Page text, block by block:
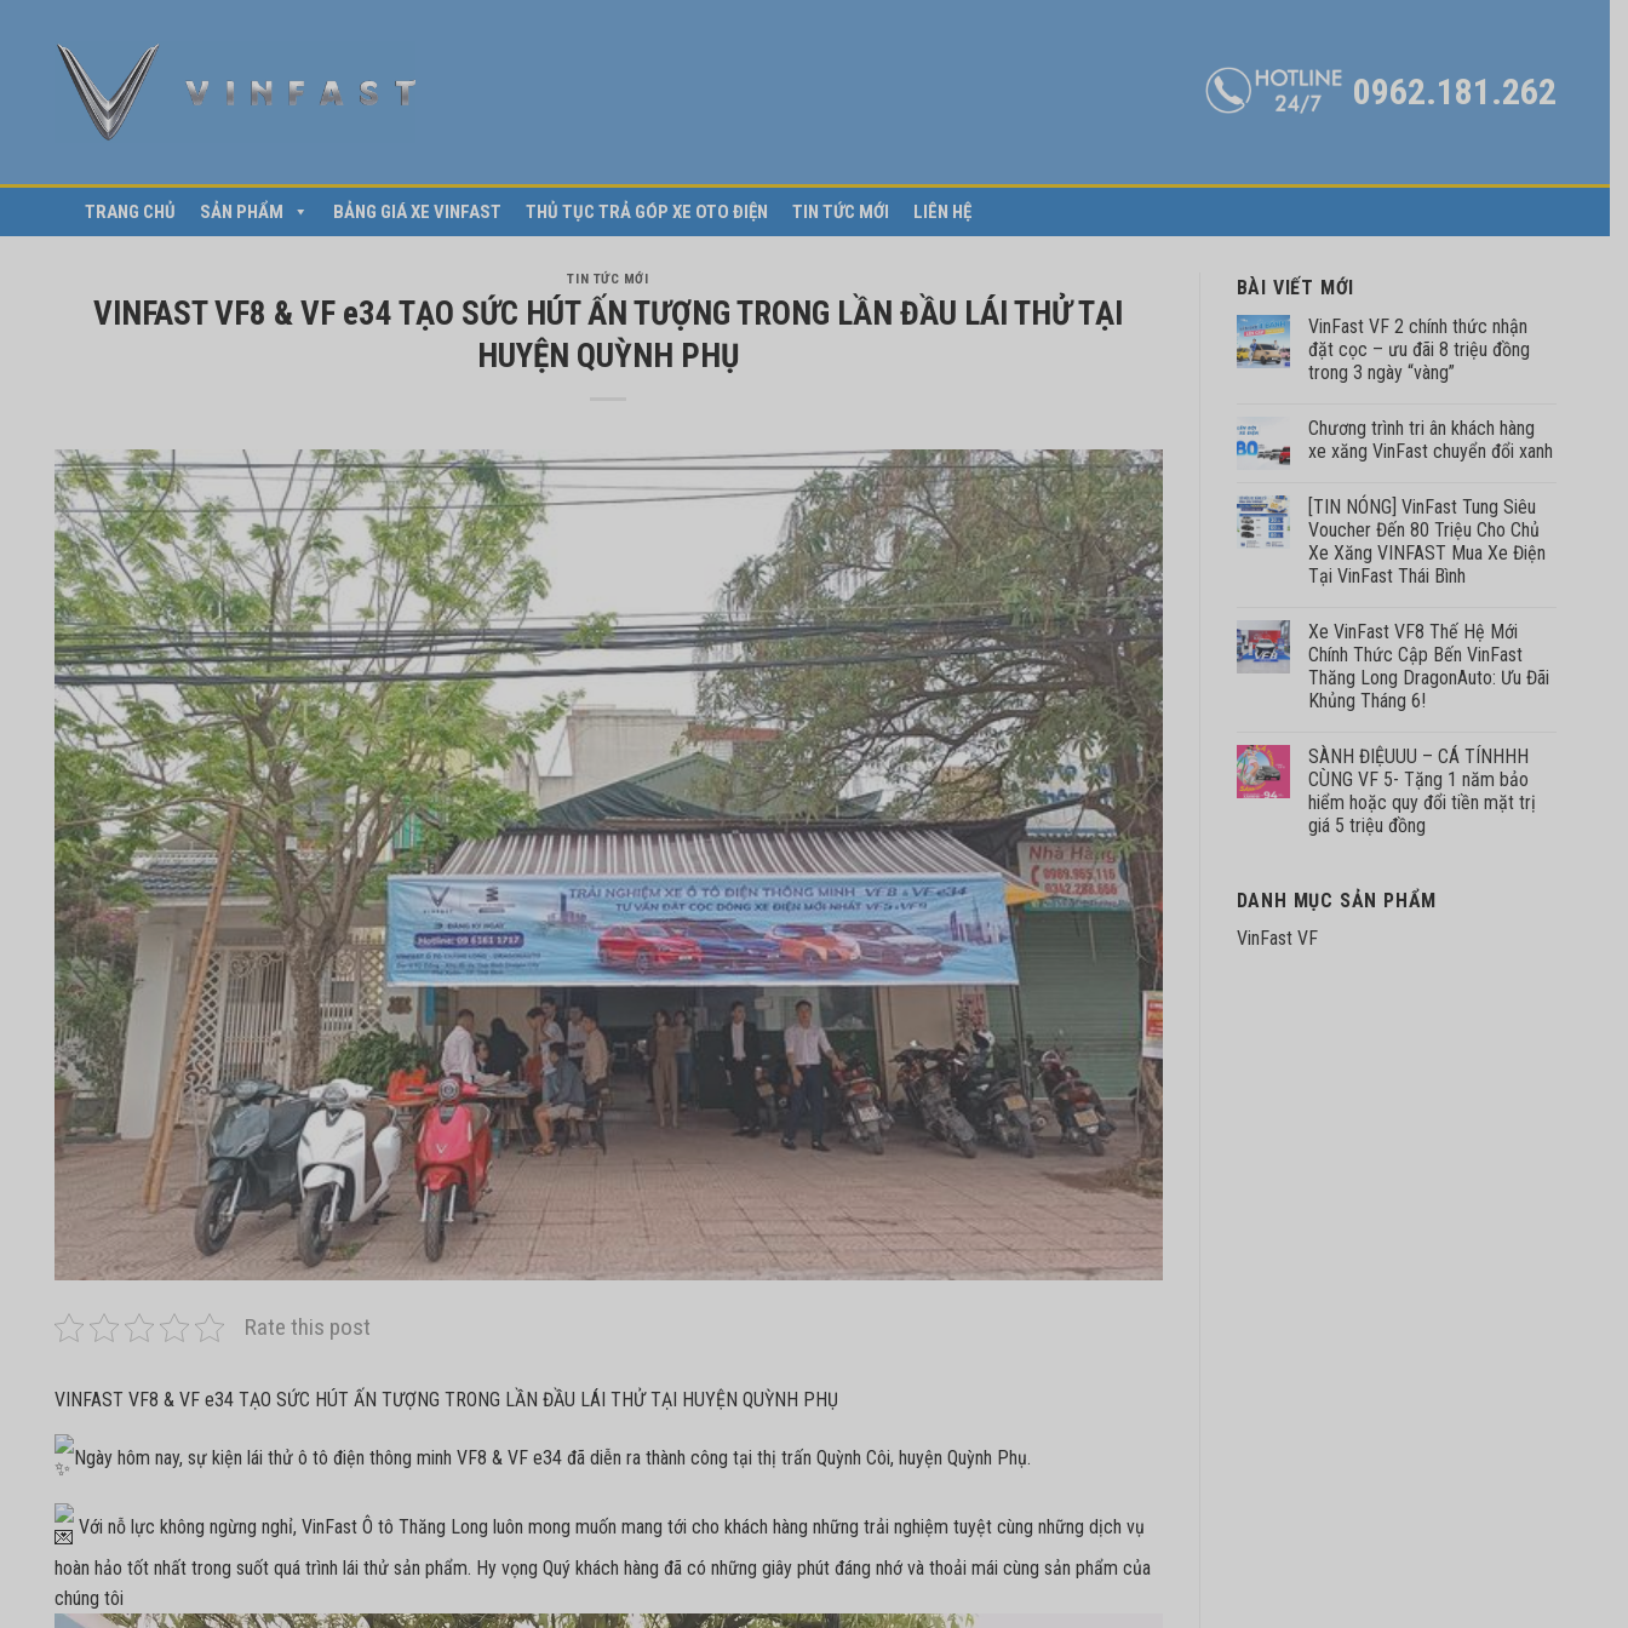
0962.181.262
TRANG CHỦ SẢN PHẨM BẢNG GIÁ XE VINFAST THỦ TỤC TRẢ GÓP XE OTO ĐIỆN TIN TỨC MỚI LIÊN HỆ
TIN TỨC MỚI
VINFAST VF8 & VF e34 TẠO SỨC HÚT ẤN TƯỢNG TRONG LẦN ĐẦU LÁI THỬ TẠI
HUYỆN QUỲNH PHỤ
Rate this post
VINFAST VF8 & VF e34 TẠO SỨC HÚT ẤN TƯỢNG TRONG LẦN ĐẦU LÁI THỬ TẠI HUYỆN QUỲNH PHỤ
Ngày hôm nay, sự kiện lái thử ô tô điện thông minh VF8 & VF e34 đã diễn ra thành công tại thị trấn Quỳnh Côi, huyện Quỳnh Phụ.
Với nỗ lực không ngừng nghỉ, VinFast Ô tô Thăng Long luôn mong muốn mang tới cho khách hàng những trải nghiệm tuyệt cùng những dịch vụ
hoàn hảo tốt nhất trong suốt quá trình lái thử sản phẩm. Hy vọng Quý khách hàng đã có những giây phút đáng nhớ và thoải mái cùng sản phẩm của
chúng tôi
BÀI VIẾT MỚI
VinFast VF 2 chính thức nhận
đặt cọc – ưu đãi 8 triệu đồng
trong 3 ngày “vàng”
Chương trình tri ân khách hàng
xe xăng VinFast chuyển đổi xanh
[TIN NÓNG] VinFast Tung Siêu
Voucher Đến 80 Triệu Cho Chủ
Xe Xăng VINFAST Mua Xe Điện
Tại VinFast Thái Bình
Xe VinFast VF8 Thế Hệ Mới
Chính Thức Cập Bến VinFast
Thăng Long DragonAuto: Ưu Đãi
Khủng Tháng 6!
SÀNH ĐIỆUUU – CÁ TÍNHHH
CÙNG VF 5- Tặng 1 năm bảo
hiểm hoặc quy đổi tiền mặt trị
giá 5 triệu đồng
DANH MỤC SẢN PHẨM
VinFast VF